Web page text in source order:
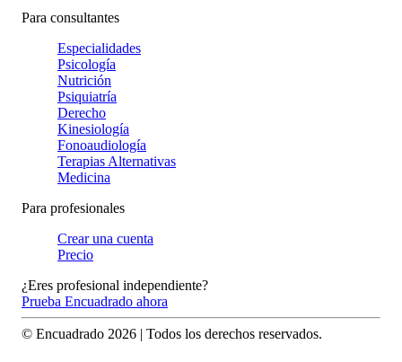
Para consultantes
Especialidades
Psicología
Nutrición
Psiquiatría
Derecho
Kinesiología
Fonoaudiología
Terapias Alternativas
Medicina
Para profesionales
Crear una cuenta
Precio
¿Eres profesional independiente?
Prueba Encuadrado ahora
© Encuadrado 2026 | Todos los derechos reservados.